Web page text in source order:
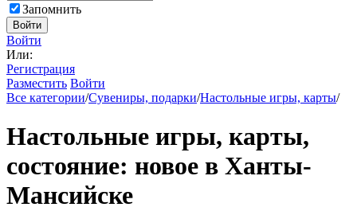
Запомнить
Войти
Войти
Или:
Регистрация
Разместить Войти
Все категории/Сувениры, подарки/Настольные игры, карты/
Настольные игры, карты,
состояние: новое в Ханты-
Мансийске